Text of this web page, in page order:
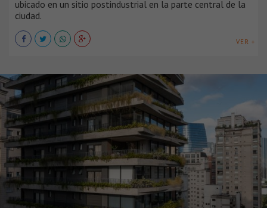
ubicado en un sitio postindustrial en la parte central de la
ciudad.
VER +